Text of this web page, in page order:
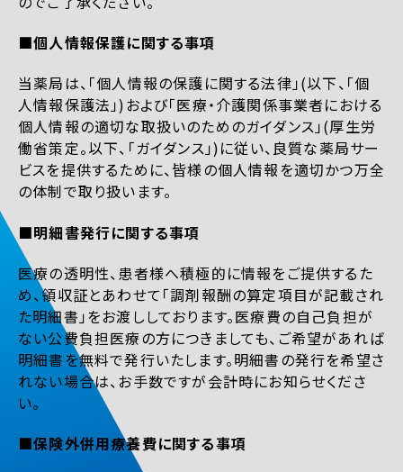
■個人情報保護に関する事項
当薬局は、「個人情報の保護に関する法律」(以下、「個
人情報保護法」)および「医療・介護関係事業者における
個人情報の適切な取扱いのためのガイダンス」(厚生労
働省策定。以下、「ガイダンス」)に従い、良質な薬局サー
ビスを提供するために、皆様の個人情報を適切かつ万全
の体制で取り扱います。
■明細書発行に関する事項
医療の透明性、患者様へ積極的に情報をご提供するた
め、領収証とあわせて「調剤報酬の算定項目が記載され
た明細書」をお渡ししております。医療費の自己負担が
ない公費負担医療の方につきましても、ご希望があれば
明細書を無料で発行いたします。明細書の発行を希望さ
れない場合は、お手数ですが会計時にお知らせくださ
い。
■保険外併用療養費に関する事項